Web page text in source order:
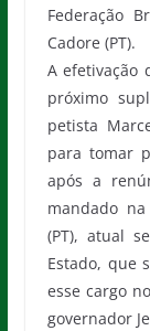
Federação
Cadore (PT).
A efetivação
próximo
petista
para tomar
após a
mandado
(PT), atual
Estado, que
esse cargo
governador